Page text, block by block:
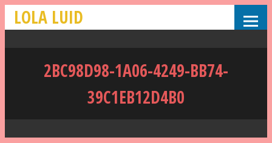
LOLA LUID
2BC98D98-1A06-4249-BB74-
39C1EB12D4B0